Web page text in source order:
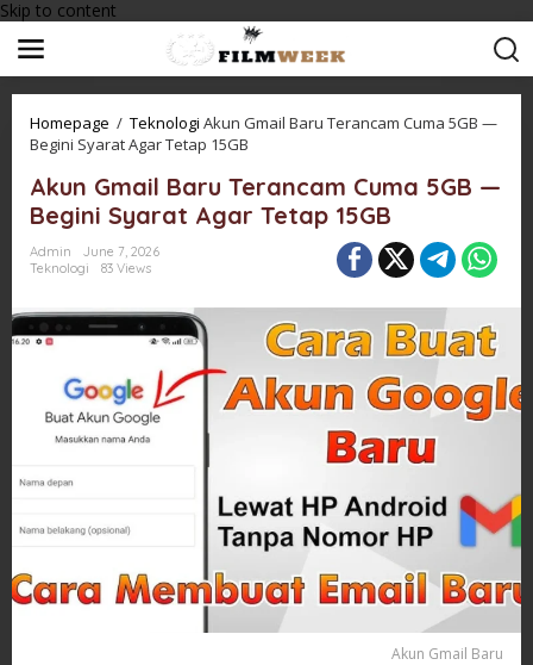
Skip to content
Homepage / Teknologi Akun Gmail Baru Terancam Cuma 5GB —
Begini Syarat Agar Tetap 15GB
Akun Gmail Baru Terancam Cuma 5GB —
Begini Syarat Agar Tetap 15GB
Admin
June 7, 2026
Teknologi
83 Views
Akun Gmail Baru